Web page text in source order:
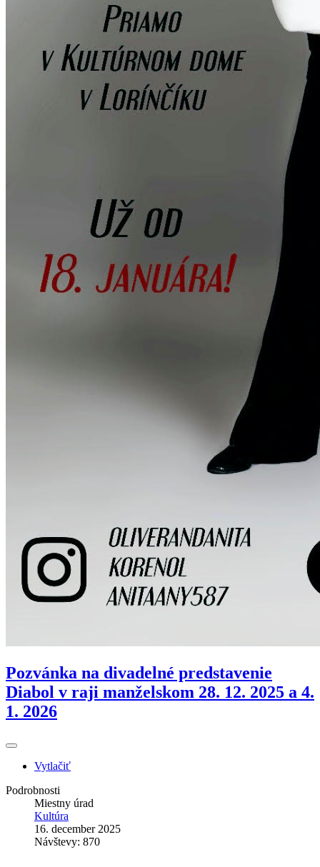
Pozvánka na divadelné predstavenie
Diabol v raji manželskom 28. 12. 2025 a 4.
1. 2026
Vytlačiť
Podrobnosti
Miestny úrad
Kultúra
16. december 2025
Návštevy: 870